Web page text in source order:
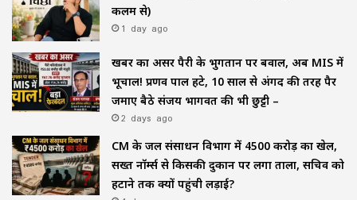
कलम से)
1 day ago
खबर का असर पैरी के भुगतान पर बवाल, अब MIS में
भूचाल! प्रणव पाल हटे, 10 साल से अंगद की तरह पैर
जमाए बैठे संजय भागवत की भी छुट्टी –
2 days ago
CM के जल संसाधन विभाग में ₹4500 करोड़ का खेल,
सख्त नॉर्म्स से किसकी दुकान पर लगा ताला, सचिव को
हटाने तक क्यों पहुंची लड़ाई?